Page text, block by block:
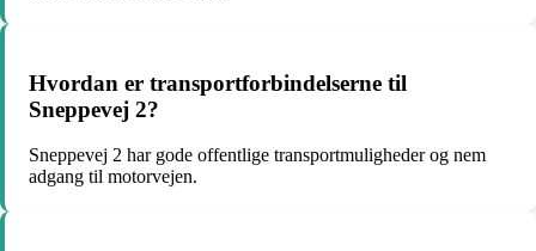
Hvordan er transportforbindelserne til
Sneppevej 2?
Sneppevej 2 har gode offentlige transportmuligheder og nem
adgang til motorvejen.